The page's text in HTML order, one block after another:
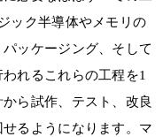
ック半導体やメモリの
ッケージング、そして
れるこれらの工程を1
ら試作、テスト、改良
るようになります。マ